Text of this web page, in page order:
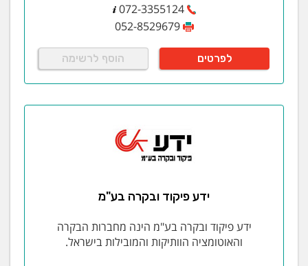
072-3355124
052-8529679
לפרטים הוסף לרשימה
ידע פיקוד ובקרה בע"מ
ידע פיקוד ובקרה בע"מ הינה מחברות הבקרה
והאוטומציה הוותיקות והמובילות בישראל.